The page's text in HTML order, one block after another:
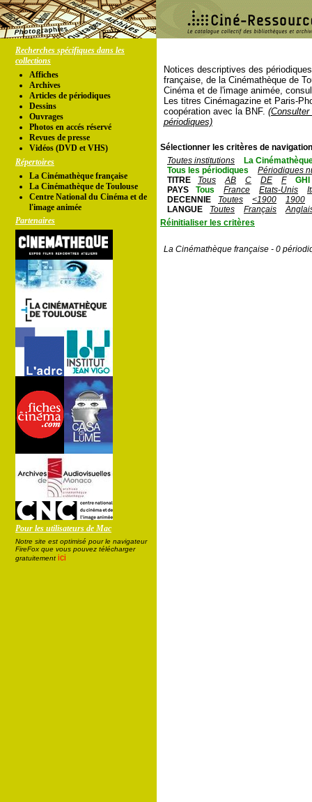
Recherches spécifiques dans les
collections
Affiches
Archives
Articles de périodiques
Dessins
Ouvrages
Photos en accés réservé
Revues de presse
Vidéos (DVD et VHS)
Répertoires
La Cinémathèque française
La Cinémathèque de Toulouse
Centre National du Cinéma et de
l'image animée
Partenaires
Pour les utilisateurs de Mac
Notre site est optimisé pour le navigateur
FireFox que vous pouvez télécharger
gratuitement ici
Notices descriptives des
française, de la Cinémathèque de
Cinéma et de l'image animée,
Les titres Cinémagazine et Paris-
coopération avec la BNF.
périodiques)
Sélectionner les critères de
Toutes institutions
La
Tous les périodiques
Périodiques
TITRE
Tous AB C DE F
GHI
PAYS
Tous France Etats-Unis
DECENNIE
Toutes <1900
1900
LANGUE
Toutes Français
Réinitialiser les critères
La Cinémathèque française - 0